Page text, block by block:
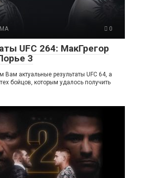
0
UFC 264: МакГрегор
3
Вам актуальные результаты UFC 64, а
бойцов, которым удалось получить